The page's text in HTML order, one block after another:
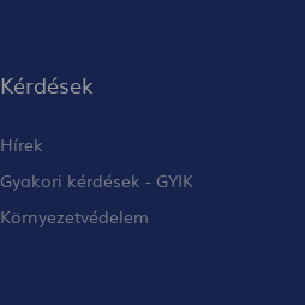
Kérdések
Hírek
Gyakori kérdések - GYIK
Környezetvédelem